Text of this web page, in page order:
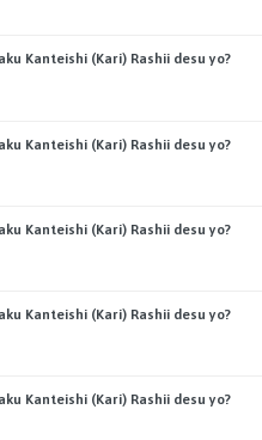
Kanteishi (Kari) Rashii desu yo?
Kanteishi (Kari) Rashii desu yo?
Kanteishi (Kari) Rashii desu yo?
Kanteishi (Kari) Rashii desu yo?
Kanteishi (Kari) Rashii desu yo?